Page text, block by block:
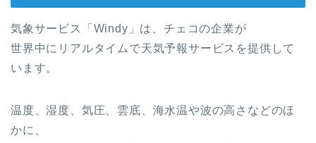
気象サービス「Windy」は、チェコの企業が
世界中にリアルタイムで天気予報サービスを提供して
います。
温度、湿度、気圧、雲底、海水温や波の高さなどのほ
かに、